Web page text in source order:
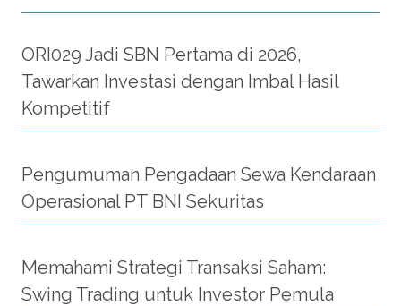
ORI029 Jadi SBN Pertama di 2026,
Tawarkan Investasi dengan Imbal Hasil
Kompetitif
Pengumuman Pengadaan Sewa Kendaraan
Operasional PT BNI Sekuritas
Memahami Strategi Transaksi Saham:
Swing Trading untuk Investor Pemula